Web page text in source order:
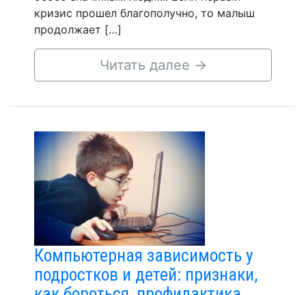
кризис прошел благополучно, то малыш
продолжает […]
Читать далее →
Компьютерная зависимость у
подростков и детей: признаки,